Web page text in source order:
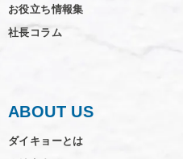
お役立ち情報集
社長コラム
ABOUT US
ダイキョーとは